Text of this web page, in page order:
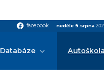
facebook facebook neděle 9.srpna
Databáze Autoškola